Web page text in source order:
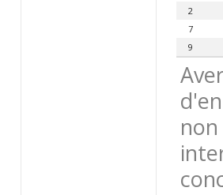
2
7
9